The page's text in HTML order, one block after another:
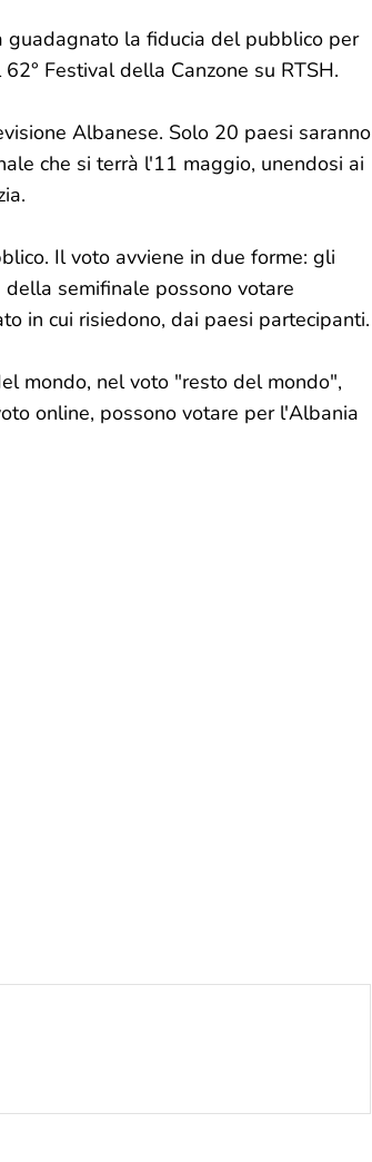
guadagnato la fiducia del pubblico per
Festival della Canzone su RTSH.
Albanese. Solo 20 paesi saranno
che si terrà l'11 maggio, unendosi ai
Il voto avviene in due forme: gli
semifinale possono votare
in cui risiedono, dai paesi partecipanti.
mondo, nel voto "resto del mondo",
online, possono votare per l'Albania